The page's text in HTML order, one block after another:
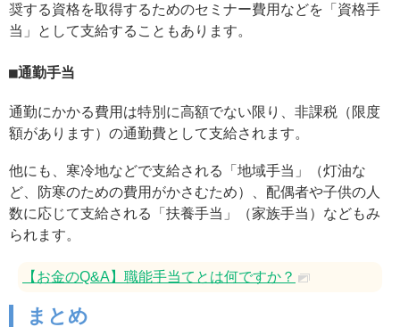
奨する資格を取得するためのセミナー費用などを「資格手
当」として支給することもあります。
通勤手当
通勤にかかる費用は特別に高額でない限り、非課税（限度
額があります）の通勤費として支給されます。
他にも、寒冷地などで支給される「地域手当」（灯油な
ど、防寒のための費用がかさむため）、配偶者や子供の人
数に応じて支給される「扶養手当」（家族手当）などもみ
られます。
【お金のQ&A】職能手当てとは何ですか？
まとめ